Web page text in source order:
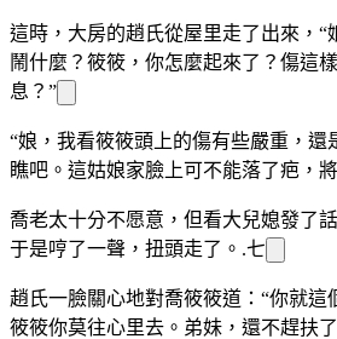
這時，大房的趙氏從屋里走了出來，“
鬧什麼？筱筱，你怎麼起來了？傷這
息？”
“娘，我看筱筱頭上的傷有些嚴重，還
瞧吧。這姑娘家臉上可不能落了疤，
喬老太十分不愿意，但看大兒媳發了
于是哼了一聲，扭頭走了。.七
趙氏一臉關心地對喬筱筱道：“你就這
筱筱你莫往心里去。弟妹，還不趕扶